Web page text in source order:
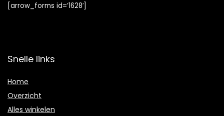
[arrow_forms id=’1628′]
Snelle links
Home
Overzicht
Alles winkelen